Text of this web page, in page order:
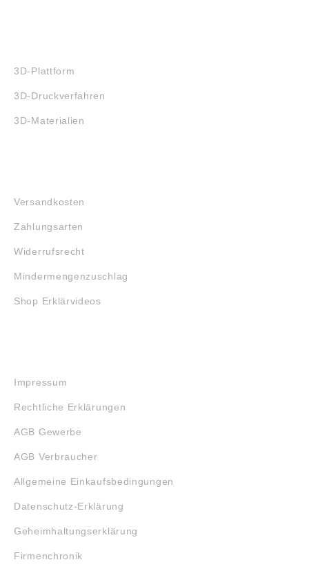
3D-Plattform
3D-Druckverfahren
3D-Materialien
Versandkosten
Zahlungsarten
Widerrufsrecht
Mindermengenzuschlag
Shop Erklärvideos
Impressum
Rechtliche Erklärungen
AGB Gewerbe
AGB Verbraucher
Allgemeine Einkaufsbedingungen
Datenschutz-Erklärung
Geheimhaltungserklärung
Firmenchronik